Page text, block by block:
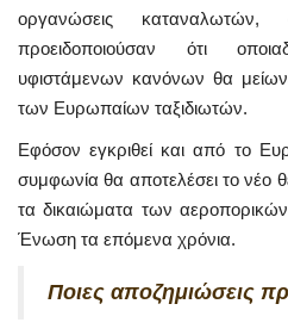
οργανώσεις
προειδοποιούσαν ότι
υφιστάμενων κανόνων θα
των Ευρωπαίων ταξιδιωτών.
Εφόσον εγκριθεί και από το
συμφωνία θα αποτελέσει το νέο
τα δικαιώματα των
Ένωση τα επόμενα χρόνια.
Ποιες αποζημιώσεις